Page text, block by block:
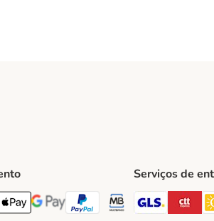
Method
Express Payment Method
Pay Payment Method
Google Pay Payment Method
PayPal Payment Method
Multibanco Payment
Serviços de
GLS